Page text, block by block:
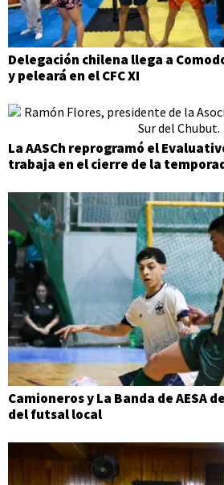
Delegación chilena llega a
y peleará en el CFC XI
La AASCh reprogramó el
trabaja en el cierre de la
Camioneros y La Banda de AESA
del futsal local